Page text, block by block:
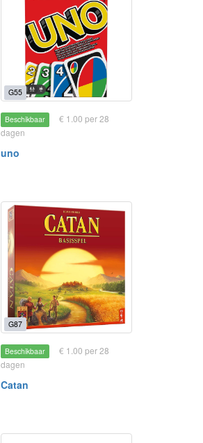
G55
Beschikbaar
€ 1.00 per 28
dagen
uno
G87
Beschikbaar
€ 1.00 per 28
dagen
Catan